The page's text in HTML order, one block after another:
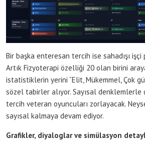
Bir başka enteresan tercih ise sahadışı
Artık Fizyoterapi özelliği 20 olan birini
istatistiklerin yerini “Elit, Mükemmel, Çok
sözel tabirler alıyor. Sayısal denklemlerle
tercih veteran oyuncuları zorlayacak.
sayısal kalmaya devam ediyor.
Grafikler, diyaloglar ve simülasyon